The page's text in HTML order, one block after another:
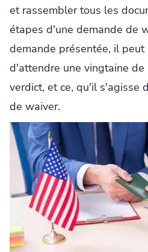
et rassembler tous les
étapes d'une demande de
demande présentée, il peut
d'attendre une vingtaine
verdict, et ce, qu'il s'agisse
de waiver.